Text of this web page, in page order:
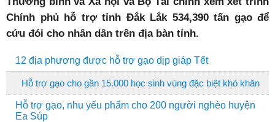
Chính phủ hỗ trợ tỉnh Đắk Lắk 534,390 tấn gạo để
cứu đói cho nhân dân trên địa bàn tỉnh.
12 địa phương được hỗ trợ gạo dịp giáp Tết
Hỗ trợ gạo cho gần 15.000 học sinh vùng đặc biệt khó khăn
Hỗ trợ gạo, nhu yếu phẩm cho 200 người nghèo huyện
Ea Súp